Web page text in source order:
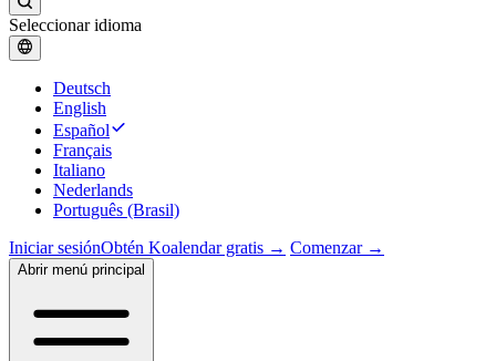
Seleccionar idioma
Deutsch
English
Español
Français
Italiano
Nederlands
Português (Brasil)
Iniciar sesiónObtén Koalendar gratis → Comenzar →
Abrir menú principal